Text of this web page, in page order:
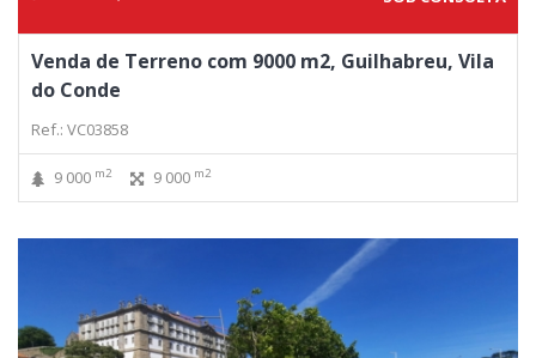
Venda de Terreno com 9000 m2, Guilhabreu, Vila
do Conde
Ref.: VC03858
9 000 m2 9 000 m2